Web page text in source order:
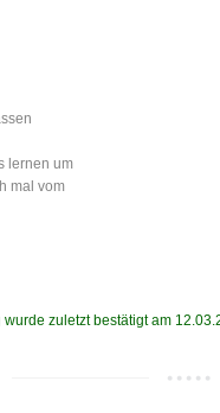
lernen um
mal vom
zuletzt bestätigt am